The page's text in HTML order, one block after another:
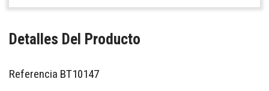
Detalles Del Producto
Referencia BT10147